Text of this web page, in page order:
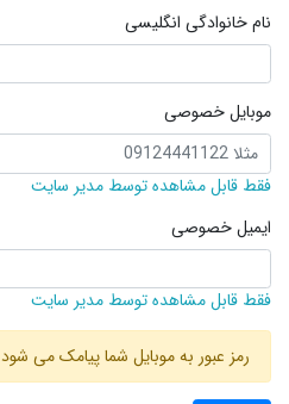
نام خانوادگی انگلیسی
موبایل خصوصی
فقط قابل مشاهده توسط مدیر سایت
ایمیل خصوصی
فقط قابل مشاهده توسط مدیر سایت
رمز عبور به موبایل شما پیامک می شود